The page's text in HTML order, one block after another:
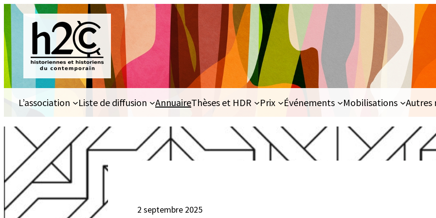
Aller
au
contenu
L’association Liste de diffusion AnnuaireThèses et HDR Prix Événements Mobilisations Autres
2 septembre 2025